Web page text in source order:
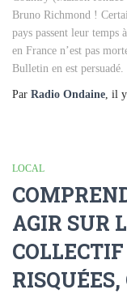
Bruno Richmond !
pays passent leur
en France n’est pas
Bulletin en est persuadé.
Par Radio Ondaine, il
LOCAL
AGIR SUR